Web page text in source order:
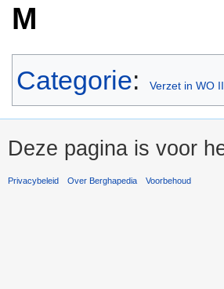
M
Categorie: Verzet in WO II
Deze pagina is voor
Privacybeleid Over Berghapedia Voorbehoud